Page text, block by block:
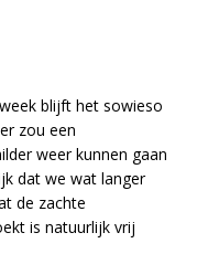
blijft het sowieso
zou een
weer kunnen gaan
dat we wat langer
de zachte
is natuurlijk vrij